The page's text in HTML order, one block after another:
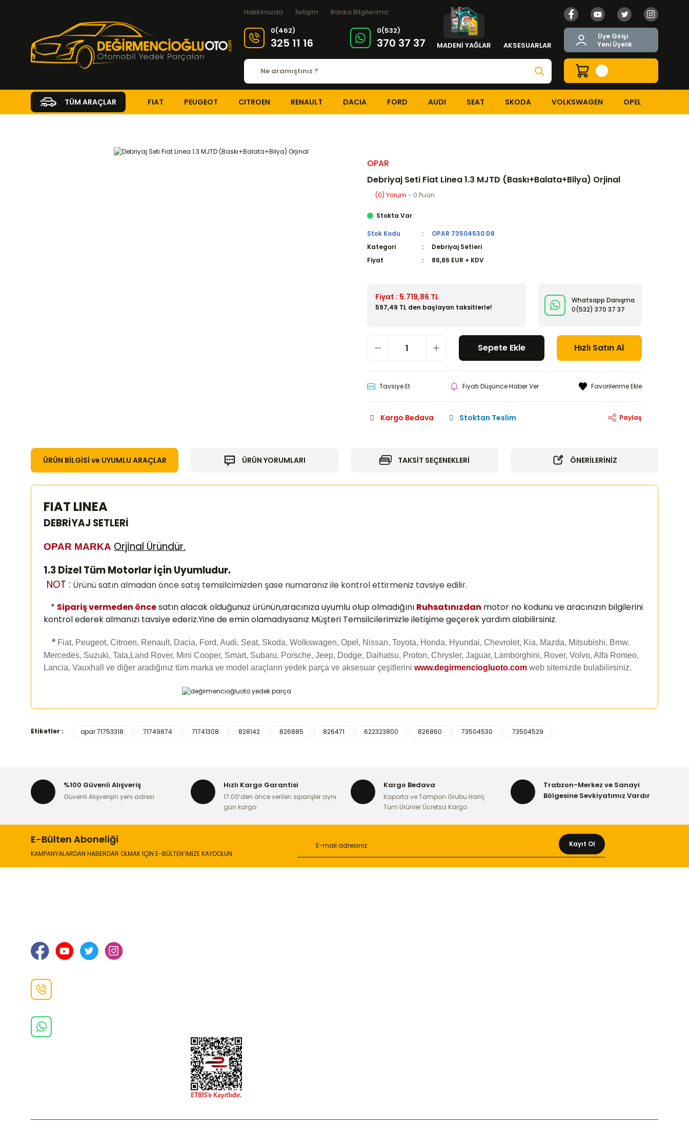
Hakkımızda İletişim
Banka Bilgilerimiz
0(462)
325 11 16
0(532)
370 37 37 MADENİ YAĞLAR AKSESUARLAR
Üye Girişi
Yeni Üyelik
TÜM ARAÇLAR FIAT PEUGEOT CITROEN RENAULT DACIA FORD AUDI SEAT SKODA VOLKSWAGEN OPEL
OPAR
Debriyaj Seti Fiat Linea 1.3 MJTD (Baskı+Balata+Bilya) Orjinal
(0) Yorum - 0 Puan
Stokta Var
Stok Kodu
OPAR 73504530 D8
Kategori
Debriyaj Setleri
Fiyat
86,86 EUR + KDV
Fiyat : 5.719,86 TL
597,49 TL den başlayan taksitlerle!
Whatsapp Danışma
0(532) 370 37 37
Sepete Ekle Hızlı Satın Al
Tavsiye Et Fiyatı Düşünce Haber Ver
Kargo Bedava Stoktan Teslim Paylaş
ÜRÜN BİLGİSİ ve UYUMLU ARAÇLAR ÜRÜN YORUMLARI TAKSİT SEÇENEKLERİ ÖNERİLERİNİZ
FIAT LINEA
DEBRİYAJ SETLERİ
OPAR MARKA Orjİnal Üründür.
1.3 Dizel Tüm Motorlar İçin Uyumludur.
NOT : Ürünü satın almadan önce satış temsilcimizden şase numaranız ile kontrol ettirmeniz tavsiye edilir.
* Sipariş vermeden öncesatın alacak olduğunuz ürünün,aracınıza uyumlu olup olmadığını Ruhsatınızdan motor no kodunu ve aracınızın bilgilerini
kontrol ederek almanızı tavsiye ederiz.Yine de emin olamadıysanız Müşteri Temsilcilerimizle iletişime geçerek yardım alabilirsiniz.
* Fiat, Peugeot, Citroen, Renault, Dacia, Ford, Audi, Seat, Skoda, Wolkswagen, Opel, Nissan, Toyota, Honda, Hyundai, Chevrolet, Kia, Mazda, Mitsubishi, Bmw,
Mercedes, Suzuki, Tata,Land Rover, Mini Cooper, Smart, Subaru, Porsche, Jeep, Dodge, Daihatsu, Proton, Chrysler, Jaguar, Lamborghini, Rover, Volvo, Alfa Romeo,
Lancia, Vauxhall ve diğer aradığınız tüm marka ve model araçların yedek parça ve aksesuar çeşitlerini www.degirmenciogluoto.com web sitemizde bulabilirsiniz.
Yorum Yaz
Bu ürünün fiyat bilgisi, resim, ürün açıklamalarında ve diğer konularda yetersiz gördüğünüz noktaları öneri formunu kullanarak tarafımıza iletebilirsiniz.
Ürün açıklamasında eksik bilgiler bulunuyor.
Ürün bilgilerinde hatalar bulunuyor.
Etiketler : opar 71753318 71749874 71741308 828142 826885 826471 622323800 826860 73504530 73504529
%100 Güvenli Alışveriş
Güvenli Alışverişin yeni adresi
Hızlı Kargo Garantisi
17:00’den önce verilen siparişler aynı
gün kargo
Kargo Bedava
Kaporta ve Tampon Grubu Hariç
Tüm Ürünler Ücretsiz Kargo
Trabzon-Merkez ve Sanayi
Bölgesine Sevkiyatımız Vardır
E-Bülten Aboneliği
KAMPANYALARDAN HABERDAR OLMAK İÇİN E-BÜLTEN’İMİZE KAYDOLUN
Kayıt Ol